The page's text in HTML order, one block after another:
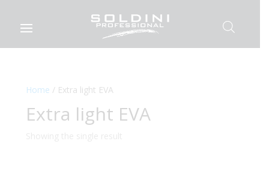
Home / Extra light EVA
Extra light EVA